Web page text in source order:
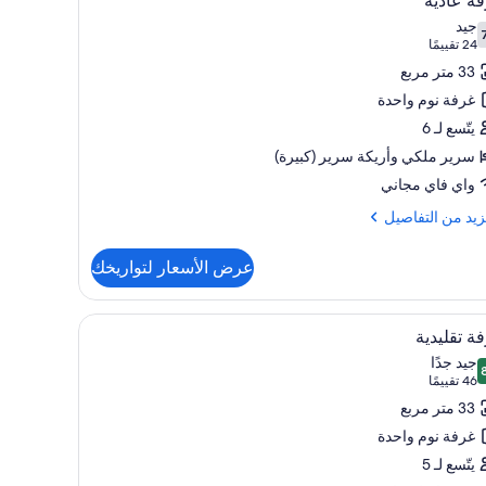
10
جيد
24 تقييمًا
(24
تقييمًا)
33 متر مربع
غرفة نوم واحدة
يتّسع لـ 6
سرير ملكي‫‬ وأريكة سرير (كبيرة)
واي فاي مجاني
من التفاصيل
عرض الأسعار لتواريخك
وستائر تعتيم ومكواة/لوح كيخزنة داخل الغرفة ومساحة عمل للكمبيوتر
4تقليدية
من 10
جيد جدًا
46 تقييمًا
(46
تقييمًا)
33 متر مربع
غرفة نوم واحدة
يتّسع لـ 5